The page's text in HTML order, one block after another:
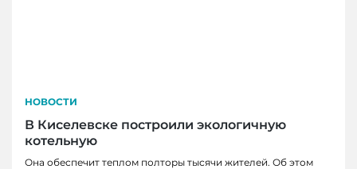
НОВОСТИ
В Киселевске построили экологичную
котельную
Она обеспечит теплом полторы тысячи жителей. Об этом